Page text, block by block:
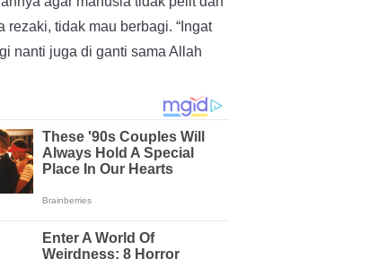
tidak mau berbagi. “Ingat
nanti juga di ganti sama Allah